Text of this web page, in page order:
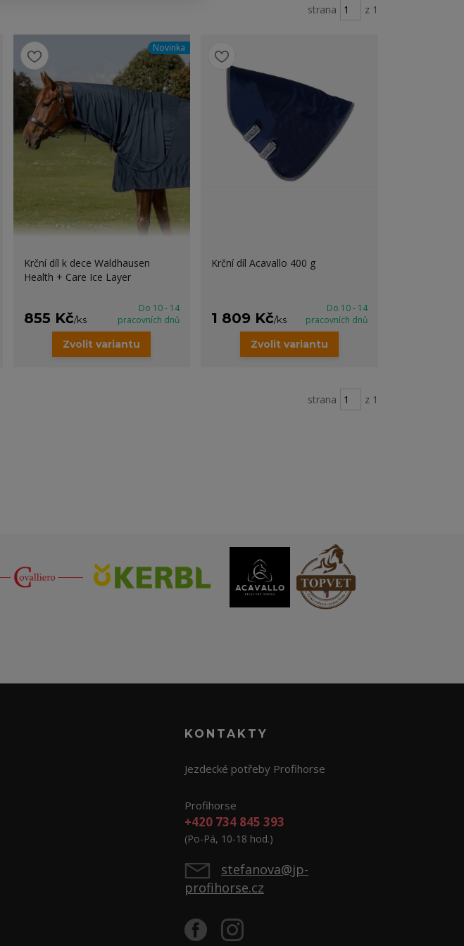
strana z 1
Novinka
Krční díl k dece Waldhausen
Health + Care Ice Layer
855 Kč/ks
Do 10 - 14
pracovních dnů
Zvolit variantu
Krční díl Acavallo 400 g
1 809 Kč/ks
Do 10 - 14
pracovních dnů
Zvolit variantu
strana z 1
KONTAKTY
Jezdecké potřeby Profihorse
Profihorse
+420 734 845 393
(Po-Pá, 10-18 hod.)
stefanova@jp-
profihorse.cz